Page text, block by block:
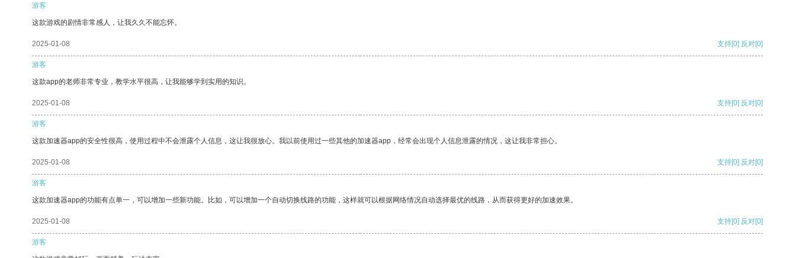
游客
这款游戏的剧情非常感人，让我久久不能忘怀。
2025-01-08 支持[0] 反对[0]
游客
这款app的老师非常专业，教学水平很高，让我能够学到实用的知识。
2025-01-08 支持[0] 反对[0]
游客
这款加速器app的安全性很高，使用过程中不会泄露个人信息，这让我很放心。我以前使用过一些其他的加速器app，经常会出现个人信息泄露的情况，这让我非常担心。
2025-01-08 支持[0] 反对[0]
游客
这款加速器app的功能有点单一，可以增加一些新功能。比如，可以增加一个自动切换线路的功能，这样就可以根据网络情况自动选择最优的线路，从而获得更好的加速效果。
2025-01-08 支持[0] 反对[0]
游客